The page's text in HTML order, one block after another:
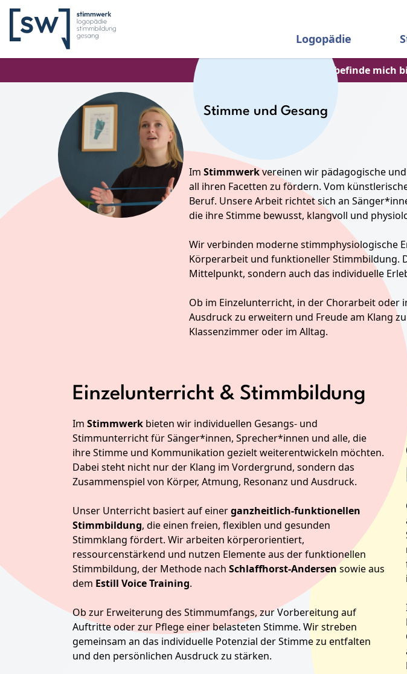
Logopädie
Achtung: Ich befinde mich
Stimme und Gesang
ImStimmwerkvereinen wir pädagogische
all ihren Facetten zu fördern. Vom
Beruf. Unsere Arbeit richtet sich an
die ihre Stimme bewusst, klangvoll und
Wir verbinden moderne stimmphysiologische
Körperarbeit und funktioneller Stimmbildung.
Mittelpunkt, sondern auch das individuelle
Ob im Einzelunterricht, in der Chorarbeit oder
Ausdruck zu erweitern und Freude am Klang
Klassenzimmer oder im Alltag.
Einzelunterricht & Stimmbildung
Im Stimmwerk bieten wir individuellen Gesangs- und
Stimmunterricht für Sänger*innen, Sprecher*innen und alle, die
ihre Stimme und Kommunikation gezielt weiterentwickeln möchten.
Dabei steht nicht nur der Klang im Vordergrund, sondern das
Zusammenspiel von Körper, Atmung, Resonanz und Ausdruck.
Unser Unterricht basiert auf einerganzheitlich-funktionellen
Stimmbildung, die einen freien, flexiblen und gesunden
Stimmklang fördert. Wir arbeiten körperorientiert,
ressourcenstärkend und nutzen Elemente aus der funktionellen
Stimmbildung, der Methode nach Schlaffhorst-Andersensowie aus
dem Estill Voice Training.
Ob zur Erweiterung des Stimmumfangs, zur Vorbereitung auf
Auftritte oder zur Pflege einer belasteten Stimme. Wir streben
gemeinsam an das individuelle Potenzial der Stimme zu entfalten
und den persönlichen Ausdruck zu stärken.